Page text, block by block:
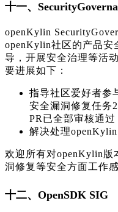
十一、
openKylin
openKylin社区的产品安
导，开展安全治理等活
要进展如下：
指导社区爱好者参
安全漏洞修复任务
PR已全部审核通过
解决处理
欢迎所有对openKylin版
洞修复等安全方面工作
十二、OpenSDK SIG